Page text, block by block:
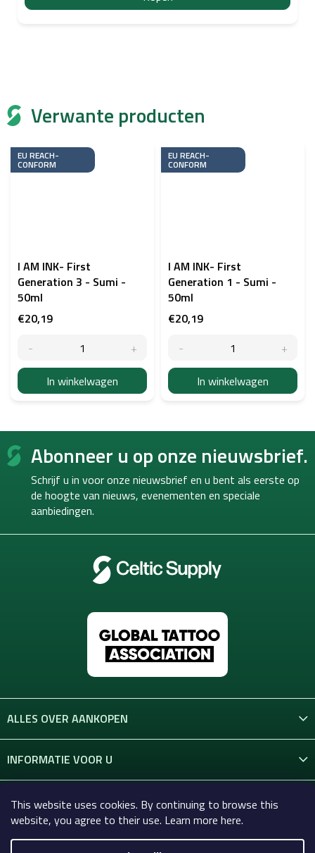
This website uses cookies. By continuing to browse this
website, you agree to their use. Learn more here.
Verwante producten
EU REACH-
CONFORM
I AM INK- First
Generation 3 - Sumi -
50ml
€20,19
In winkelwagen
EU REACH-
CONFORM
I AM INK- First
Generation 1 - Sumi -
50ml
€20,19
In winkelwagen
F
Abonneer u op onze nieuwsbrief.
Schrijf u in voor onze nieuwsbrief en u bent als eerste op
de hoogte van nieuws, evenementen en speciale
aanbiedingen.
ALLES OVER AANKOPEN
INFORMATIE VOOR U
CONTACT